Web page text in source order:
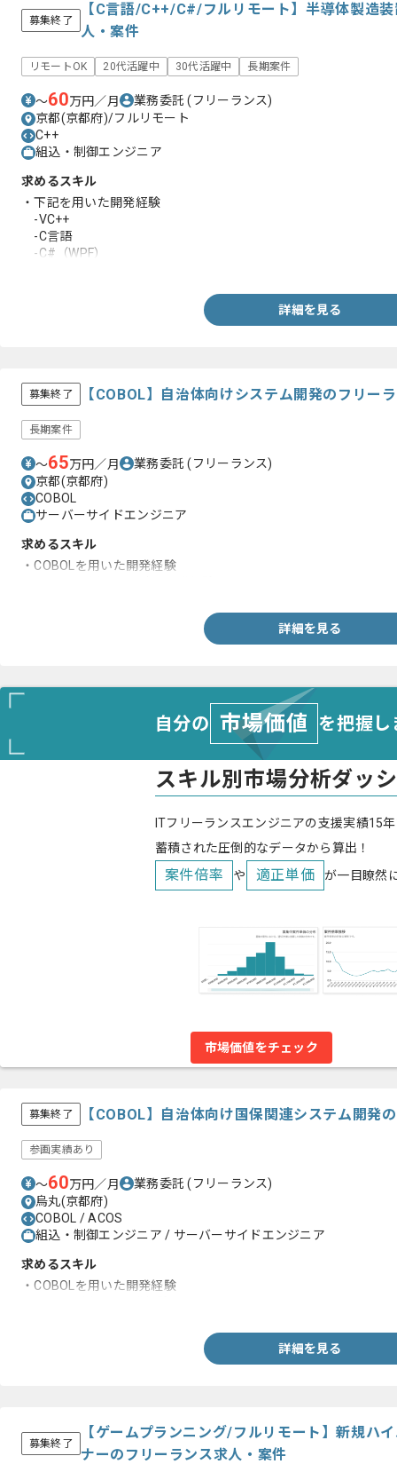
募集終了
【C言語/C++/C#/フルリモート】半導体製造
人・案件
リモートOK 20代活躍中 30代活躍中 長期案件
〜60万円／月 業務委託(フリーランス)
京都(京都府)/フルリモート
C++
組込・制御エンジニア
求めるスキル
・下記を用いた開発経験
-VC++
-C言語
-C#（WPF）
詳細を見る
募集終了 【COBOL】自治体向けシステム開発のフリー
長期案件
〜65万円／月 業務委託(フリーランス)
京都(京都府)
COBOL
サーバーサイドエンジニア
求めるスキル
・COBOLを用いた開発経験
詳細を見る
自分の 市場価値 を把握
スキル別市場分析ダッ
ITフリーランスエンジニアの支援実績15
蓄積された圧倒的なデータから算出！
案件倍率 や 適正単価 が一目瞭然
市場価値をチェック
募集終了 【COBOL】自治体向け国保関連システム開発
参画実績あり
〜60万円／月 業務委託(フリーランス)
烏丸(京都府)
COBOL / ACOS
組込・制御エンジニア / サーバーサイドエンジニア
求めるスキル
・COBOLを用いた開発経験
詳細を見る
募集終了
【ゲームプランニング/フルリモート】新規ハ
ナーのフリーランス求人・案件